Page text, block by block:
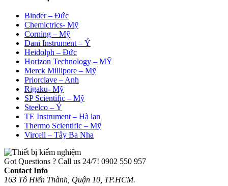
Binder – Đức
Chemictrics- Mỹ
Corning – Mỹ
Dani Instrument – Ý
Heidolph – Đức
Horizon Technology – MỸ
Merck Millipore – Mỹ
Priorclave – Anh
Rigaku- Mỹ
SP Scientific – Mỹ
Steelco – Ý
TE Instrument – Hà lan
Thermo Scientific – Mỹ
Vircell – Tây Ba Nha
Got Questions ? Call us 24/7! 0902 550 957
Contact Info
163 Tô Hiến Thành, Quận 10, TP.HCM.